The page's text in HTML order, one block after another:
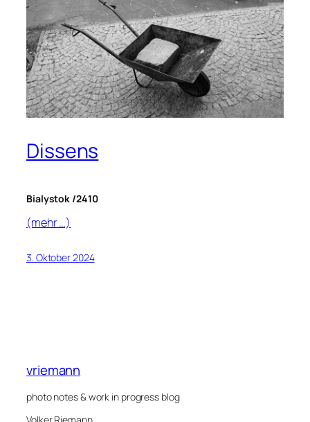
Dissens
Bialystok /2410
(mehr …)
3. Oktober 2024
vriemann
photo notes & work in progress blog